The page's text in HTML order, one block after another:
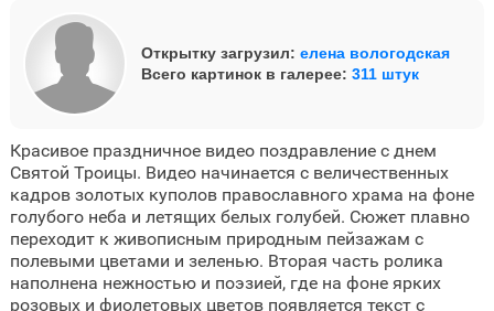
Открытку загрузил: елена вологодская
Всего картинок в галерее: 311 штук
Красивое праздничное видео поздравление с днем
Святой Троицы. Видео начинается с величественных
кадров золотых куполов православного храма на фоне
голубого неба и летящих белых голубей. Сюжет плавно
переходит к живописным природным пейзажам с
полевыми цветами и зеленью. Вторая часть ролика
наполнена нежностью и поэзией, где на фоне ярких
розовых и фиолетовых цветов появляется текст с